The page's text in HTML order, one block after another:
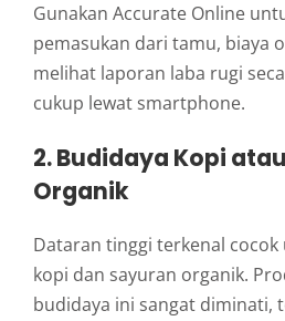
Gunakan Accurate Online
pemasukan dari tamu, biaya
melihat laporan laba rugi
cukup lewat smartphone.
2. Budidaya Kopi
Organik
Dataran tinggi terkenal
kopi dan sayuran organik.
budidaya ini sangat diminati,